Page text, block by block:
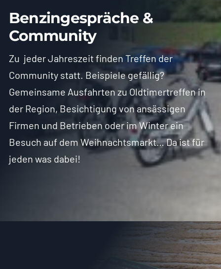
Benzingespräche &
Community
Zu jeder Jahreszeit finden Treffen der
Community statt. Beispiele gefällig?
Gemeinsame Ausfahrten zu Oldtimertreffen in
der Region, Besichtigung von ansässigen
Firmen und Betrieben oder im Winter ein
Besuch auf dem Weihnachtsmarkt… Da ist für
jeden was dabei!